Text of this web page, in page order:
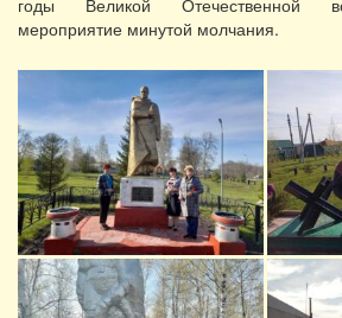
годы Великой Отечественной
мероприятие минутой молчания.